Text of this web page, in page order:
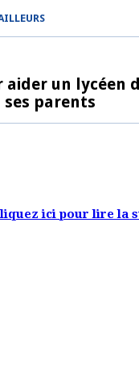
un lycéen
parents
ici pour lire la